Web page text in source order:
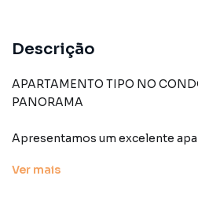
Descrição
APARTAMENTO TIPO NO
PANORAMA
Apresentamos um excelente
Panorama. Este imóvel oferece
Ver mais